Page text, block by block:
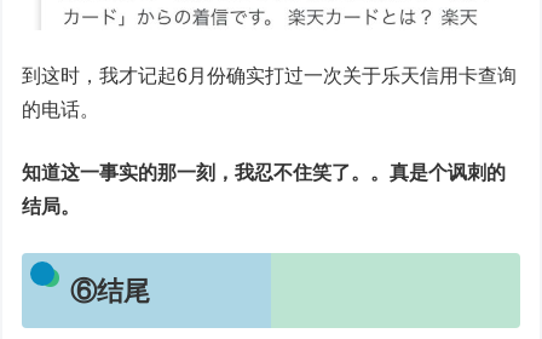
到这时，我才记起6月份确实打过一次关于乐天信用卡查询
的电话。
知道这一事实的那一刻，我忍不住笑了。。真是个讽刺的
结局。
⑥结尾